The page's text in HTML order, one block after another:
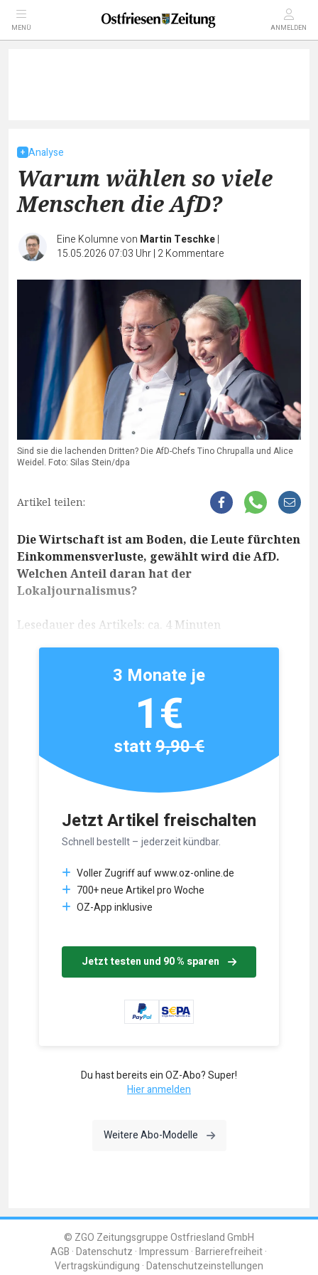
MENÜ ANMELDEN
Analyse
Warum wählen so viele
Menschen die AfD?
Eine Kolumne von Martin Teschke|
15.05.2026 07:03 Uhr| 2Kommentare
Sind sie die lachenden Dritten? Die AfD-Chefs Tino Chrupalla und Alice
Weidel. Foto: Silas Stein/dpa
Artikel teilen:
Die Wirtschaft ist am Boden, die Leute fürchten
Einkommensverluste, gewählt wird die AfD.
Welchen Anteil daran hat der
Lokaljournalismus?
Lesedauer des Artikels: ca. 4 Minuten
Jetzt Artikel freischalten
Schnell bestellt – jederzeit kündbar.
Voller Zugriff auf www.oz-online.de
700+ neue Artikel pro Woche
OZ-App inklusive
Jetzt testen und 90 % sparen
3 Monate je
1€
statt9,90 €
Du hast bereits ein OZ-Abo? Super!
Hier anmelden
Weitere Abo-Modelle
© ZGO Zeitungsgruppe Ostfriesland GmbH
AGB Datenschutz Impressum Barrierefreiheit
Vertragskündigung Datenschutzeinstellungen